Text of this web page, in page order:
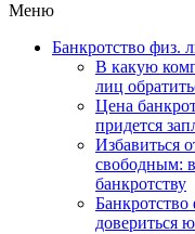
Меню
Банкротство физ.
В какую
лиц
Цена
придется
Избавиться
свободным:
банкротству
довериться